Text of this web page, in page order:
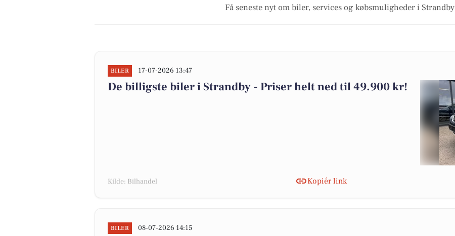
Få seneste nyt om biler, services og købsmuligheder i Strandby
BILER 17-07-2026 13:47
De billigste biler i Strandby - Priser helt ned til 49.900 kr!
Kilde: Bilhandel Kopiér link
BILER 08-07-2026 14:15